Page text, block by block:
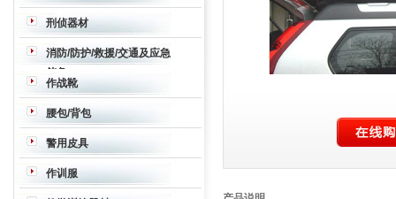
战术背心 护肘护膝
手套 战术枪背带 护目镜 防弹衣 防弹防
刺战术背心 防弹头盔 防弹面罩 背囊
暴服
头盔 盾牌
速破玻璃器 消防斧/撬杠强力组合 手动
破拆工具组 军事应急反应套装
击工具
组合撞击锤
刑侦器材
望远镜 夜视仪 热成像仪 密拍、取证
消防/防护/救援/交通及应急
储备
空气呼吸器
作战靴
作战靴腰包/背包
腰包/背包警用皮具
皮具
作训服